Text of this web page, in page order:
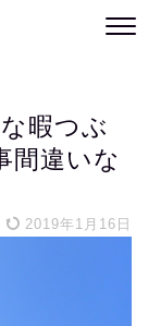
暇つぶ
間違いな
2019年1月16日